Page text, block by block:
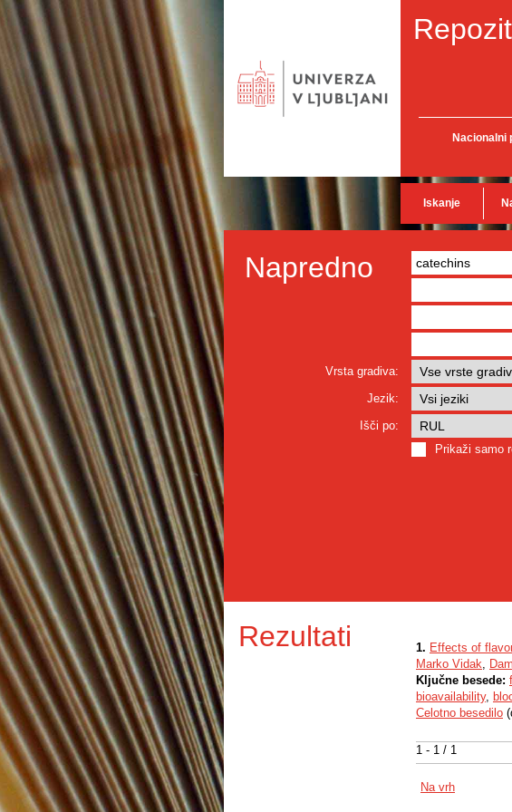
Nacionalni
Iskanje
Napredno
Vrsta gradiva:
Jezik:
Išči po:
Prikaži samo
Rezultati
1 - 1 / 1
1. Effects of
Marko Vidak,
Ključne besede:
bioavailability,
Celotno besedilo
Na vrh